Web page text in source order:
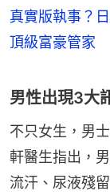
真實版執事？
頂級富豪管家
男性出現3大
不只女生，男
軒醫生指出，
流汗、尿液殘